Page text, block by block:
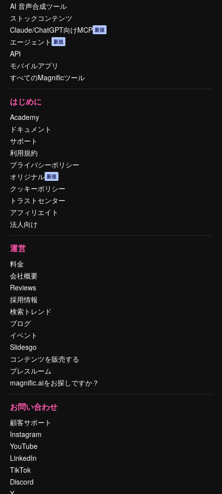
AI 音声合成ツール
ストックコンテンツ
Claude/ChatGPT向けMCP 新規
エージェント 新規
API
モバイルアプリ
すべてのMagnificツール
はじめに
Academy
ドキュメント
サポート
利用規約
プライバシーポリシー
オリジナル 新規
クッキーポリシー
トラストセンター
アフィリエイト
法人向け
運営
料金
会社概要
Reviews
採用情報
検索トレンド
ブログ
イベント
Slidesgo
コンテンツを販売する
プレスルーム
magnific.aiをお探しですか？
お問い合わせ
顧客サポート
Instagram
YouTube
LinkedIn
TikTok
Discord